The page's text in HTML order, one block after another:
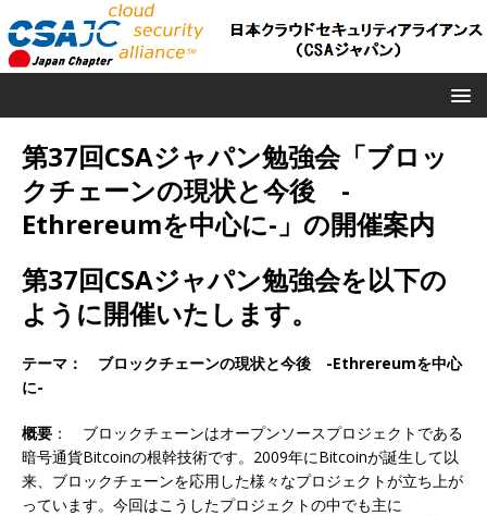
第37回CSAジャパン勉強会「ブロッ
クチェーンの現状と今後 -
Ethrereumを中心に-」の開催案内
第37回CSAジャパン勉強会を以下の
ように開催いたします。
テーマ： ブロックチェーンの現状と今後 -Ethrereumを中心
に-
概要 ： ブロックチェーンはオープンソースプロジェクトである
暗号通貨Bitcoinの根幹技術です。2009年にBitcoinが誕生して以
来、ブロックチェーンを応用した様々なプロジェクトが立ち上が
っています。今回はこうしたプロジェクトの中でも主に